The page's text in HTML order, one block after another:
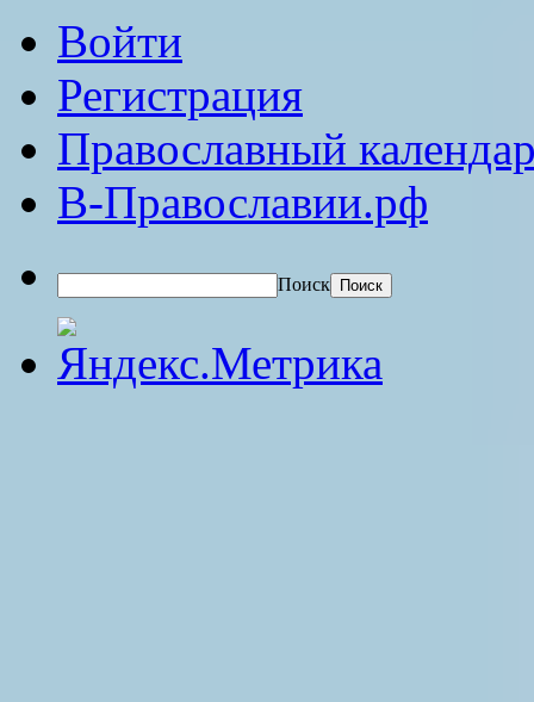
Войти
Регистрация
Православный
В-Православии.рф
Поиск